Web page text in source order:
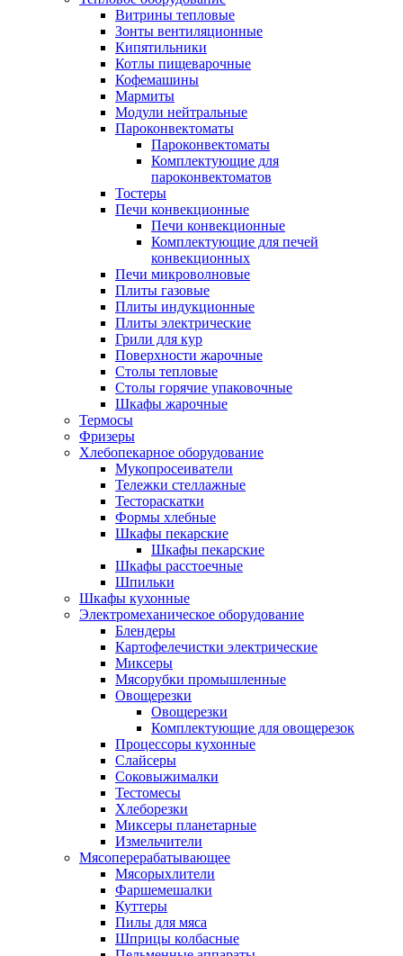
Витрины тепловые
Зонты вентиляционные
Кипятильники
Котлы пищеварочные
Кофемашины
Мармиты
Модули нейтральные
Пароконвектоматы
Пароконвектоматы
Комплектующие для
пароконвектоматов
Тостеры
Печи конвекционные
Печи конвекционные
Комплектующие для печей
конвекционных
Печи микроволновые
Плиты газовые
Плиты индукционные
Плиты электрические
Грили для кур
Поверхности жарочные
Столы тепловые
Столы горячие упаковочные
Шкафы жарочные
Термосы
Фризеры
Хлебопекарное оборудование
Мукопросеиватели
Тележки стеллажные
Тестораскатки
Формы хлебные
Шкафы пекарские
Шкафы пекарские
Шкафы расстоечные
Шпильки
Шкафы кухонные
Электромеханическое оборудование
Блендеры
Картофелечистки электрические
Миксеры
Мясорубки промышленные
Овощерезки
Овощерезки
Комплектующие для овощерезок
Процессоры кухонные
Слайсеры
Соковыжималки
Тестомесы
Хлеборезки
Миксеры планетарные
Измельчители
Мясоперерабатывающее
Мясорыхлители
Фаршемешалки
Куттеры
Пилы для мяса
Шприцы колбасные